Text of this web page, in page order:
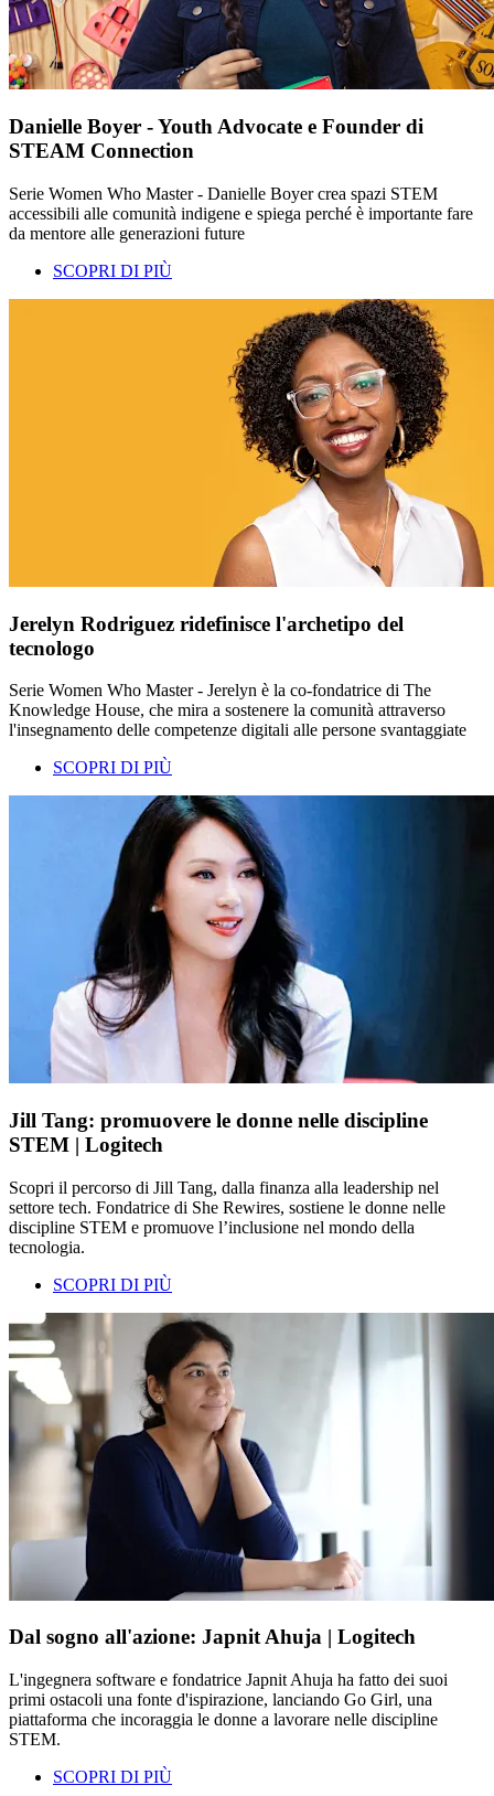
Danielle Boyer - Youth Advocate e Founder di
STEAM Connection
Serie Women Who Master - Danielle Boyer crea spazi STEM
accessibili alle comunità indigene e spiega perché è importante fare
da mentore alle generazioni future
SCOPRI DI PIÙ
Jerelyn Rodriguez ridefinisce l'archetipo del
tecnologo
Serie Women Who Master - Jerelyn è la co-fondatrice di The
Knowledge House, che mira a sostenere la comunità attraverso
l'insegnamento delle competenze digitali alle persone svantaggiate
SCOPRI DI PIÙ
Jill Tang: promuovere le donne nelle discipline
STEM | Logitech
Scopri il percorso di Jill Tang, dalla finanza alla leadership nel
settore tech. Fondatrice di She Rewires, sostiene le donne nelle
discipline STEM e promuove l’inclusione nel mondo della
tecnologia.
SCOPRI DI PIÙ
Dal sogno all'azione: Japnit Ahuja | Logitech
L'ingegnera software e fondatrice Japnit Ahuja ha fatto dei suoi
primi ostacoli una fonte d'ispirazione, lanciando Go Girl, una
piattaforma che incoraggia le donne a lavorare nelle discipline
STEM.
SCOPRI DI PIÙ